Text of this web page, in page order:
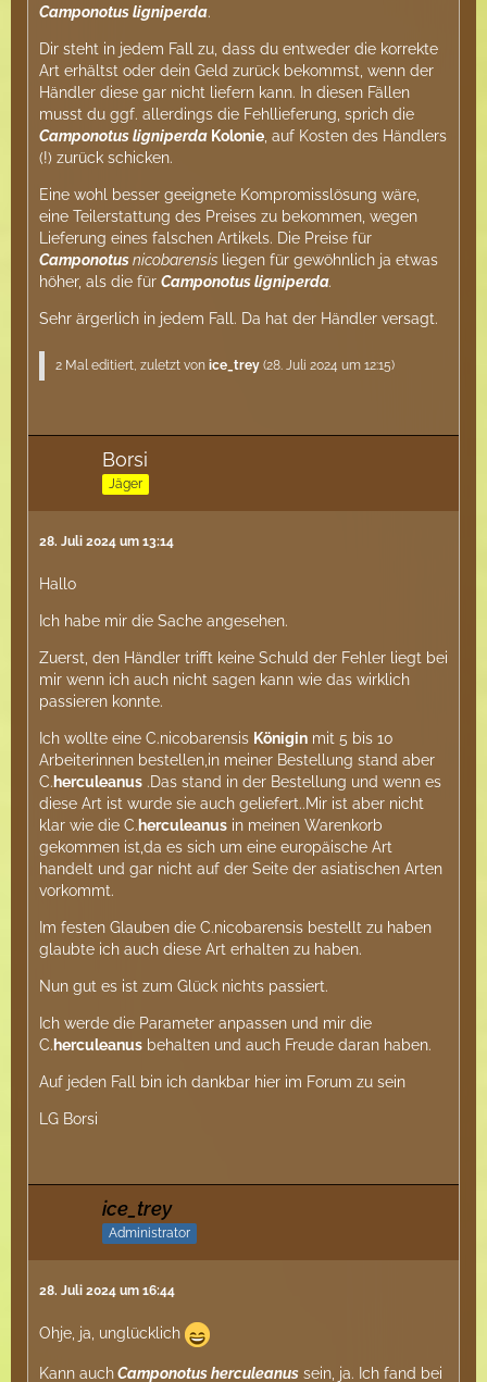
Camponotus ligniperda.
Dir steht in jedem Fall zu, dass du entweder die korrekte
Art erhältst oder dein Geld zurück bekommst, wenn der
Händler diese gar nicht liefern kann. In diesen Fällen
musst du ggf. allerdings die Fehllieferung, sprich die
Camponotus ligniperda Kolonie , auf Kosten des Händlers
(!) zurück schicken.
Eine wohl besser geeignete Kompromisslösung wäre,
eine Teilerstattung des Preises zu bekommen, wegen
Lieferung eines falschen Artikels. Die Preise für
Camponotusnicobarensis liegen für gewöhnlich ja etwas
höher, als die für Camponotus ligniperda.
Sehr ärgerlich in jedem Fall. Da hat der Händler versagt.
2 Mal editiert, zuletzt von ice_trey (28. Juli 2024 um 12:15)
Borsi
Jäger
28. Juli 2024 um 13:14
Hallo
Ich habe mir die Sache angesehen.
Zuerst, den Händler trifft keine Schuld der Fehler liegt bei
mir wenn ich auch nicht sagen kann wie das wirklich
passieren konnte.
Ich wollte eine C.nicobarensis Königin mit 5 bis 10
Arbeiterinnen bestellen,in meiner Bestellung stand aber
C.herculeanus .Das stand in der Bestellung und wenn es
diese Art ist wurde sie auch geliefert..Mir ist aber nicht
klar wie die C.herculeanus in meinen Warenkorb
gekommen ist,da es sich um eine europäische Art
handelt und gar nicht auf der Seite der asiatischen Arten
vorkommt.
Im festen Glauben die C.nicobarensis bestellt zu haben
glaubte ich auch diese Art erhalten zu haben.
Nun gut es ist zum Glück nichts passiert.
Ich werde die Parameter anpassen und mir die
C.herculeanus behalten und auch Freude daran haben.
Auf jeden Fall bin ich dankbar hier im Forum zu sein
LG Borsi
ice_trey
Administrator
28. Juli 2024 um 16:44
Ohje, ja, unglücklich
Kann auchCamponotus herculeanus sein, ja. Ich fand bei